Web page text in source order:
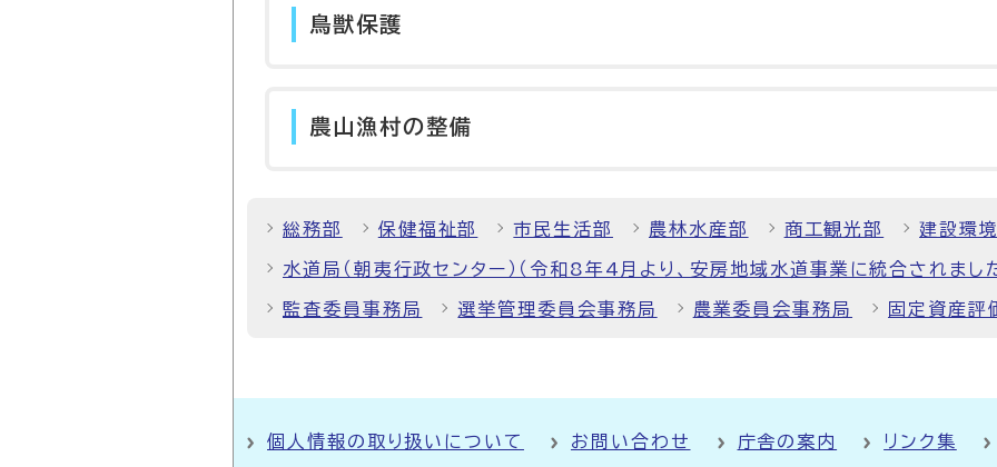
鳥獣保護
農山漁村の整備
総務部 保健福祉部 市民生活部 農林水産部 商工観光部 建設環
水道局（朝夷行政センター）（令和8年4月より、安房地域水道事業に統合されまし
監査委員事務局 選挙管理委員会事務局 農業委員会事務局 固定資産評
個人情報の取り扱いについて お問い合わせ 庁舎の案内 リンク集